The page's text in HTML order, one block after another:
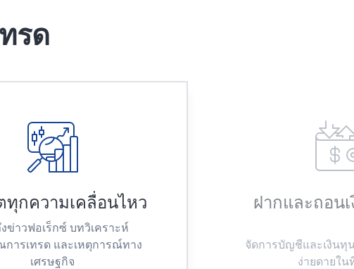
รด
ทุกความเคลื่อนไหว
งข่าวฟอเร็กซ์ บทวิเคราะห์
ารเทรด และเหตุการณ์ทาง
เศรษฐกิจ
ฝากและถอน
จัดการบัญชีและเงินทุ
ง่ายดายใน